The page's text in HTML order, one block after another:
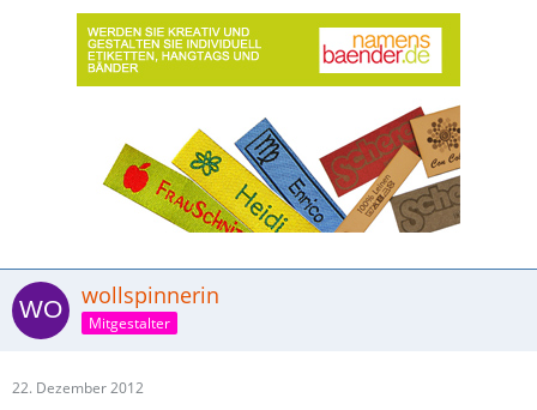
wollspinnerin
Mitgestalter
22. Dezember 2012